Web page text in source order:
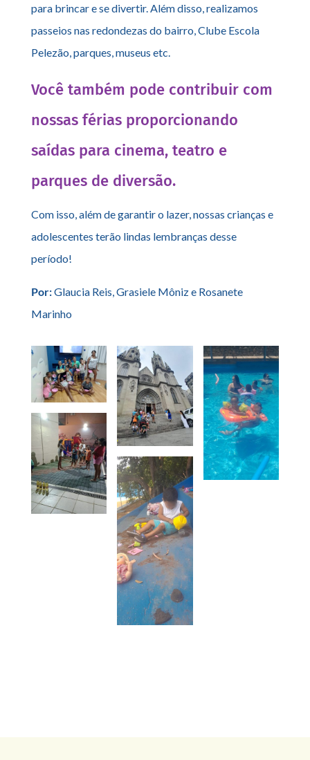
para brincar e se divertir. Além disso, realizamos
passeios nas redondezas do bairro, Clube Escola
Pelezão, parques, museus etc.
Você também pode contribuir com
nossas férias proporcionando
saídas para cinema, teatro e
parques de diversão.
Com isso, além de garantir o lazer, nossas crianças e
adolescentes terão lindas lembranças desse
período!
Por:Glaucia Reis, Grasiele Môniz e Rosanete
Marinho